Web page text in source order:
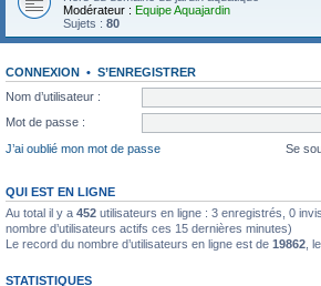
Modérateur : Equipe Aquajardin
Sujets : 80
CONNEXION • S’ENREGISTRER
Nom d’utilisateur :
Mot de passe :
J’ai oublié mon mot de passe
Se
QUI EST EN LIGNE
Au total il y a 452 utilisateurs en ligne : 3 enregistrés, 0
nombre d’utilisateurs actifs ces 15 dernières minutes)
Le record du nombre d’utilisateurs en ligne est de 19862 ,
STATISTIQUES